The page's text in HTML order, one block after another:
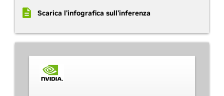
Scarica l'infografica sull'inferenza